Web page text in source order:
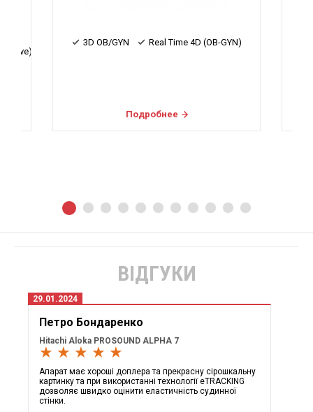
3D OB/GYN Real Time 4D (OB-GYN)
Подробнее
ВІДГУКИ
29.01.2024
Петро Бондаренко
Hitachi Aloka PROSOUND ALPHA 7
★ ★ ★ ★ ★
Апарат має хороші доплера та прекрасну сірошкальну
картинку та при використанні технології eTRACKING
дозволяє швидко оцінити еластичність судинної
стінки.